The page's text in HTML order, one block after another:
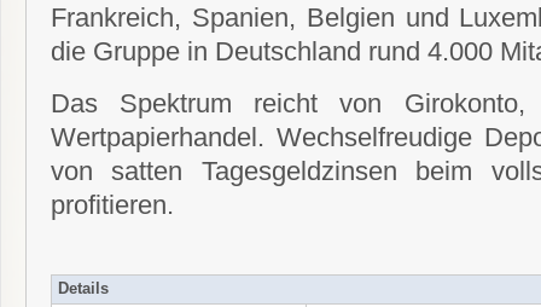
Frankreich, Spanien, Belgien und
die Gruppe in Deutschland rund 4.000
Das Spektrum reicht von
Wertpapierhandel. Wechselfreudige
von satten Tagesgeldzinsen beim
profitieren.
Details